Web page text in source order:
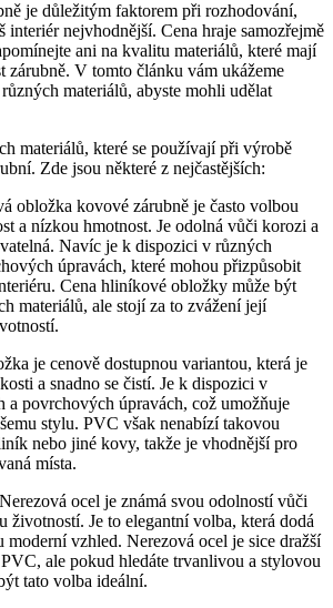
je důležitým faktorem při rozhodování,
interiér nejvhodnější. Cena hraje samozřejmě
ani na kvalitu materiálů, které mají
V tomto článku vám ukážeme
materiálů, abyste mohli udělat
materiálů, které se používají při výrobě
Zde jsou některé z nejčastějších:
obložka kovové zárubně je často volbou
a nízkou hmotnost. Je odolná vůči korozi a
Navíc je k dispozici v různých
úpravách, které mohou přizpůsobit
Cena hliníkové obložky může být
materiálů, ale stojí za to zvážení její
je cenově dostupnou variantou, která je
a snadno se čistí. Je k dispozici v
a povrchových úpravách, což umožňuje
stylu. PVC však nenabízí takovou
nebo jiné kovy, takže je vhodnější pro
místa.
ocel je známá svou odolností vůči
životností. Je to elegantní volba, která dodá
moderní vzhled. Nerezová ocel je sice dražší
ale pokud hledáte trvanlivou a stylovou
tato volba ideální.